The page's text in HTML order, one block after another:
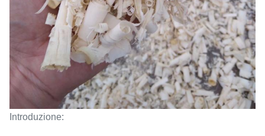
Introduzione: